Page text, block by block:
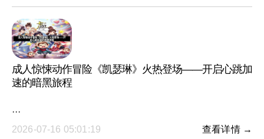
成人惊悚动作冒险《凯瑟琳》火热登场——开启心跳加
速的暗黑旅程
···
2026-07-16 05:01:19
查看详情 →